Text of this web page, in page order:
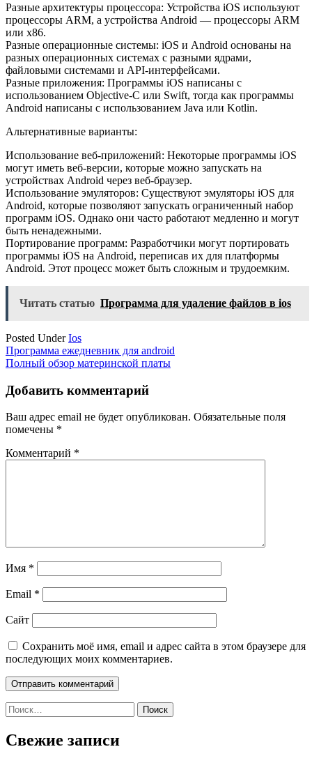
Разные архитектуры процессора: Устройства iOS используют
процессоры ARM, а устройства Android — процессоры ARM
или x86.
Разные операционные системы: iOS и Android основаны на
разных операционных системах с разными ядрами,
файловыми системами и API-интерфейсами.
Разные приложения: Программы iOS написаны с
использованием Objective-C или Swift, тогда как программы
Android написаны с использованием Java или Kotlin.
Альтернативные варианты:
Использование веб-приложений: Некоторые программы iOS
могут иметь веб-версии, которые можно запускать на
устройствах Android через веб-браузер.
Использование эмуляторов: Существуют эмуляторы iOS для
Android, которые позволяют запускать ограниченный набор
программ iOS. Однако они часто работают медленно и могут
быть ненадежными.
Портирование программ: Разработчики могут портировать
программы iOS на Android, переписав их для платформы
Android. Этот процесс может быть сложным и трудоемким.
Читать статью Программа для удаление файлов в ios
Posted UnderIos
Навигация
по
записям
Программа ежедневник для android
Полный обзор материнской платы
Добавить комментарий
Ваш адрес email не будет опубликован. Обязательные поля
помечены *
Комментарий *
Имя *
Email *
Сайт
Сохранить моё имя, email и адрес сайта в этом браузере для
последующих моих комментариев.
Найти:
Свежие записи